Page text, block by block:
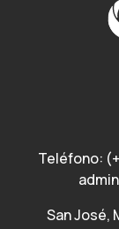
Teléfono:
San José,